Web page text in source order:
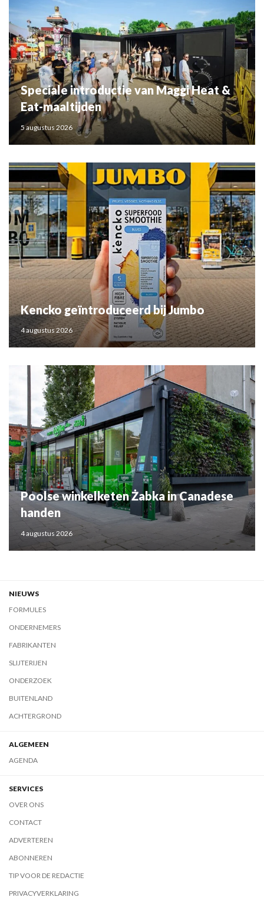
Speciale introductie van Maggi Heat &
Eat-maaltijden
5 augustus 2026
Kencko geïntroduceerd bij Jumbo
4 augustus 2026
Poolse winkelketen Żabka in Canadese
handen
4 augustus 2026
NIEUWS
FORMULES
ONDERNEMERS
FABRIKANTEN
SLIJTERIJEN
ONDERZOEK
BUITENLAND
ACHTERGROND
ALGEMEEN
AGENDA
SERVICES
OVER ONS
CONTACT
ADVERTEREN
ABONNEREN
TIP VOOR DE REDACTIE
PRIVACYVERKLARING